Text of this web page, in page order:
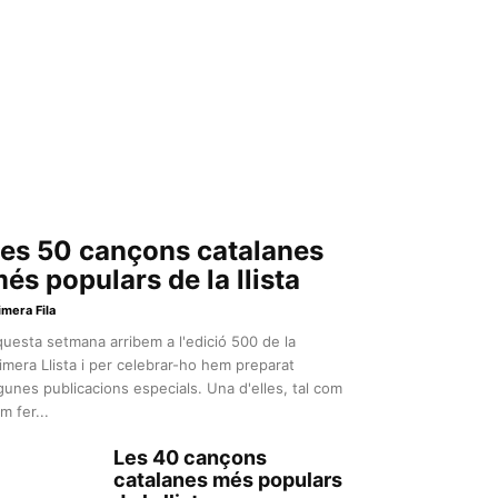
50 cançons catalanes
populars de la llista
Fila
setmana arribem a l'edició 500 de la
Llista i per celebrar-ho hem preparat
publicacions especials. Una d'elles, tal com
fer...
Les 40 cançons
catalanes més populars